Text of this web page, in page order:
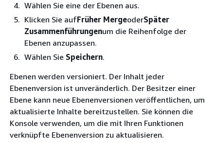
Wählen Sie eine der Ebenen aus.
Klicken Sie aufFrüher MergeoderSpäter
Zusammenführungenum die Reihenfolge der
Ebenen anzupassen.
Wählen Sie Speichern.
Ebenen werden versioniert. Der Inhalt jeder
Ebenenversion ist unveränderlich. Der Besitzer einer
Ebene kann neue Ebenenversionen veröffentlichen, um
aktualisierte Inhalte bereitzustellen. Sie können die
Konsole verwenden, um die mit Ihren Funktionen
verknüpfte Ebenenversion zu aktualisieren.